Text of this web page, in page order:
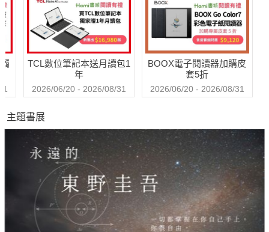
TCL數位筆記本送月讀包1
年
2026/06/20 - 2026/08/31
BOOX電子閱讀器加購皮
套5折
2026/06/20 - 2026/08/31
主題書展